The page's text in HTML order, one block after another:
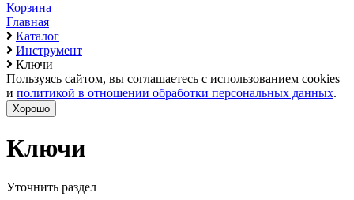
Корзина
Главная
Каталог
Инструмент
Ключи
Пользуясь сайтом, вы соглашаетесь с использованием cookies
и политикой в отношении обработки персональных данных.
Хорошо
Ключи
Уточнить раздел